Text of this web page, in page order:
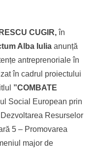
CUGIR,în
Alba Iulia anunță
antreprenoriale în
în cadrul proiectului
”COMBATE
Social European prin
Resurselor
5 – Promovarea
major de